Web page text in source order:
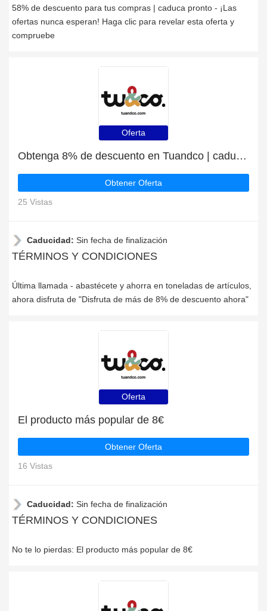
58% de descuento para tus compras | caduca pronto - ¡Las
ofertas nunca esperan! Haga clic para revelar esta oferta y
compruebe
Oferta
Obtenga 8% de descuento en Tuandco | caduca pronto
Obtener Oferta
25 Vistas
Caducidad: Sin fecha de finalización
TÉRMINOS Y CONDICIONES
Última llamada - abastécete y ahorra en toneladas de artículos,
ahora disfruta de "Disfruta de más de 8% de descuento ahora"
Oferta
El producto más popular de 8€
Obtener Oferta
16 Vistas
Caducidad: Sin fecha de finalización
TÉRMINOS Y CONDICIONES
No te lo pierdas: El producto más popular de 8€